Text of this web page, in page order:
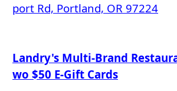
port Rd, Portland, OR 97224
Landry's Multi-Brand
wo $50 E-Gift Cards